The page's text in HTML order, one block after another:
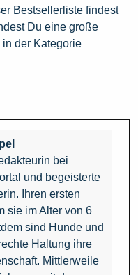
Bestsellerliste findest
Du eine große
der Kategorie
bei
und begeisterte
Ihren ersten
sie im Alter von 6
sind Hunde und
Haltung ihre
Mittlerweile